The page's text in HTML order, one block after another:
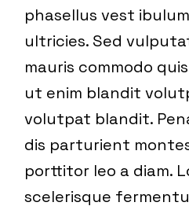
phasellus vest
ultricies. Sed
mauris commodo
ut enim blandit
volutpat blandit.
dis parturient
porttitor leo a diam.
scelerisque